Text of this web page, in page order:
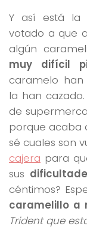
Y así está la
votado a que
algún
muy difícil
caramelo
la han
de
porque acaba
sé cuales son
cajera para
sus
céntimos?
caramelillo a
Trident que